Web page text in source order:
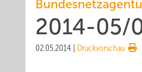
2014-05/
02.05.2014 Druckvorschau